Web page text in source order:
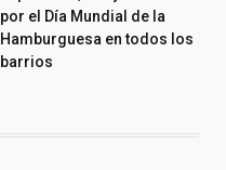
por el Día Mundial de la
Hamburguesa en todos los
barrios